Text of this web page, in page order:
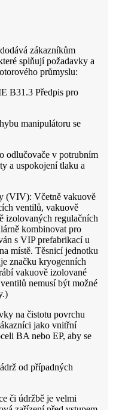
zákazníkům
splňují požadavky a
průmyslu:
B31.3 Předpis pro
manipulátoru se
odlučovače v potrubním
a uspokojení tlaku a
(VIV): Včetně vakuově
ventilů, vakuově
izolovaných regulačních
kombinovat pro
s VIP prefabrikací u
místě. Těsnicí jednotku
značku kryogenních
vakuově izolované
nemusí být možné
na čistotu povrchu
jako vnitřní
BA nebo EP, aby se
od případných
či údržbě je velmi